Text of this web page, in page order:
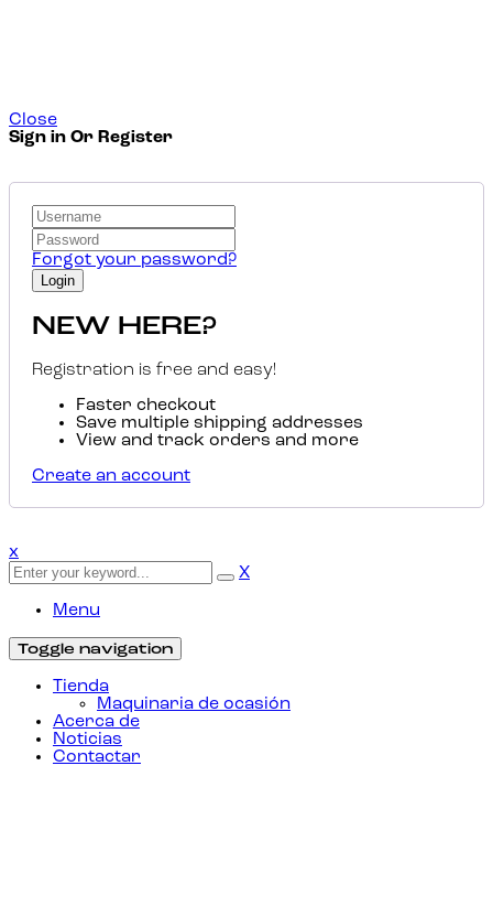
Close
Sign in Or Register
Forgot your password?
NEW HERE?
Registration is free and easy!
Faster checkout
Save multiple shipping addresses
View and track orders and more
Create an account
x
X
Menu
Toggle navigation
Tienda
Maquinaria de ocasión
Acerca de
Noticias
Contactar